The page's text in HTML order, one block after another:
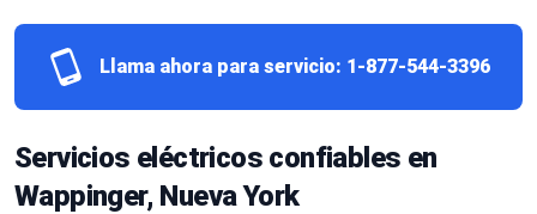
Llama ahora para servicio: 1-877-544-3396
Servicios eléctricos confiables en
Wappinger, Nueva York